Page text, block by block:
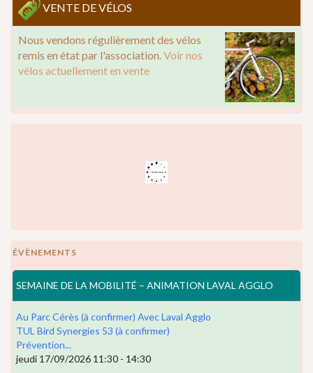
VENTE DE VÉLOS
Nous vendons régulièrement des vélos
remis en état par l'association.Voir nos
vélos actuellement en vente
ÉVÈNEMENTS
SEMAINE DE LA MOBILITÉ – ANIMATION LAVAL AGGLO
Au Parc Cérès (à confirmer) Avec Laval Agglo
TUL Bird Synergies 53 (à confirmer)
Prévention...
jeudi 17/09/2026 11:30 - 14:30